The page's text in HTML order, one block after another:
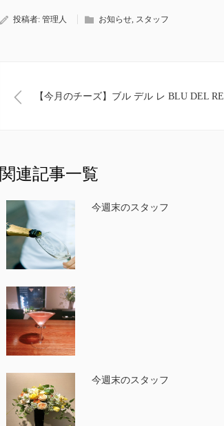
投稿者: 管理人 お知らせ, スタッフ
【今月のチーズ】ブル デル レ BLU DEL RE
関連記事一覧
今週末のスタッフ
今週末のスタッフ